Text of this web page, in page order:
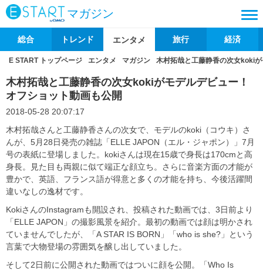
マガジン
総合 トレンド エンタメ 旅行 経済
E START トップページ エンタメ マガジン 木村拓哉と工藤静香の次女koki
木村拓哉と工藤静香の次女kokiがモデルデビュー！
オフショット動画も公開
2018-05-28 20:07:17
木村拓哉さんと工藤静香さんの次女で、モデルのkoki（コウキ）さ
んが、5月28日発売の雑誌「ELLE JAPON（エル・ジャポン）」7月
号の表紙に登場しました。kokiさんは現在15歳で身長は170cmと高
身長。見た目も両親に似て端正な顔立ち。さらに音楽方面の才能が
豊かで、英語、フランス語が得意と多くの才能を持ち、今後活躍間
違いなしの逸材です。
KokiさんのInstagramも開設され、投稿された動画では、3日前より
「ELLE JAPON」の撮影風景を紹介。最初の動画では顔は明かされ
ていませんでしたが、「A STAR IS BORN」「who is she?」という
言葉で大物登場の雰囲気を醸し出していました。
そして2日前に公開された動画ではついに顔を公開。「Who Is